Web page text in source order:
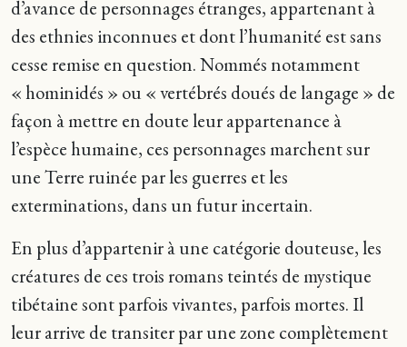
d’avance de personnages étranges, appartenant à
des ethnies inconnues et dont l’humanité est sans
cesse remise en question. Nommés notamment
« hominidés » ou « vertébrés doués de langage » de
façon à mettre en doute leur appartenance à
l’espèce humaine, ces personnages marchent sur
une Terre ruinée par les guerres et les
exterminations, dans un futur incertain.
En plus d’appartenir à une catégorie douteuse, les
créatures de ces trois romans teintés de mystique
tibétaine sont parfois vivantes, parfois mortes. Il
leur arrive de transiter par une zone complètement